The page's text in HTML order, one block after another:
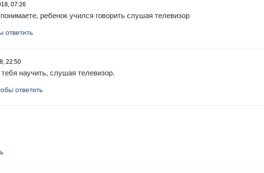
07:26
ребенок учился говорить слушая телевизор
ответить
22:50
научить, слушая телевизор.
ответить